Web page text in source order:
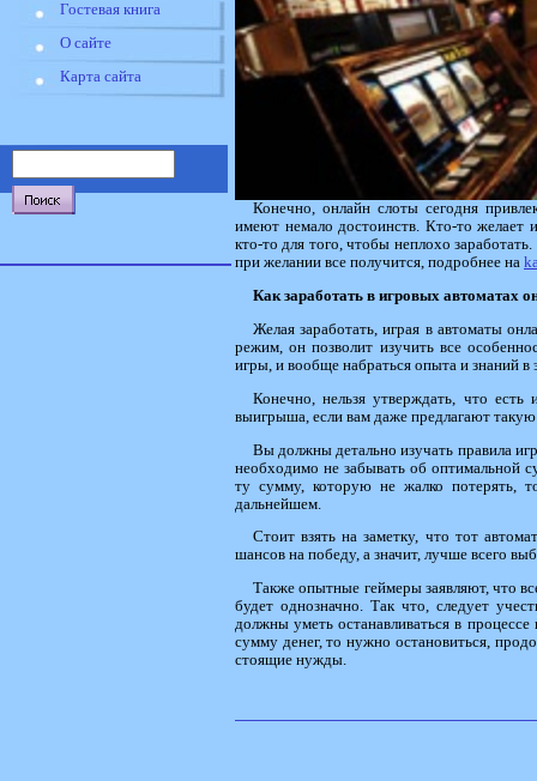
Гостевая книга
О сайте
Карта сайта
Конечно, онлайн слоты сегодня
имеют немало достоинств. Кто-то желает
кто-то для того, чтобы неплохо
при желании все получится, подробнее на
Как заработать в игровых автоматах
Желая заработать, играя в автоматы
режим, он позволит изучить все
игры, и вообще набраться опыта и знаний в
Конечно, нельзя утверждать, что есть
выигрыша, если вам даже предлагают
Вы должны детально изучать правила
необходимо не забывать об оптимальной
ту сумму, которую не жалко потерять,
дальнейшем.
Стоит взять на заметку, что тот
шансов на победу, а значит, лучше всего
Также опытные геймеры заявляют, что
будет однозначно. Так что, следует
должны уметь останавливаться в
сумму денег, то нужно остановиться,
стоящие нужды.